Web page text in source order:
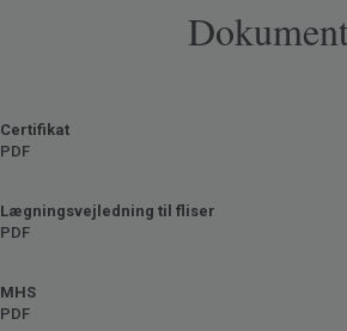
Certifikat
PDF
Lægningsvejledning til fliser
PDF
MHS
PDF